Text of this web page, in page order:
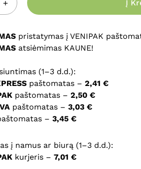
Į
pristatymas į VENIPAK
atsiėmimas KAUNE!
(1–3 d.d.):
paštomatas – 2,41 €
paštomatas – 2,50 €
paštomatas – 3,03 €
– 3,45 €
į namus ar biurą (1–3 d.d.):
kurjeris – 7,01 €
savo interneto naršyklėje išsaugoti